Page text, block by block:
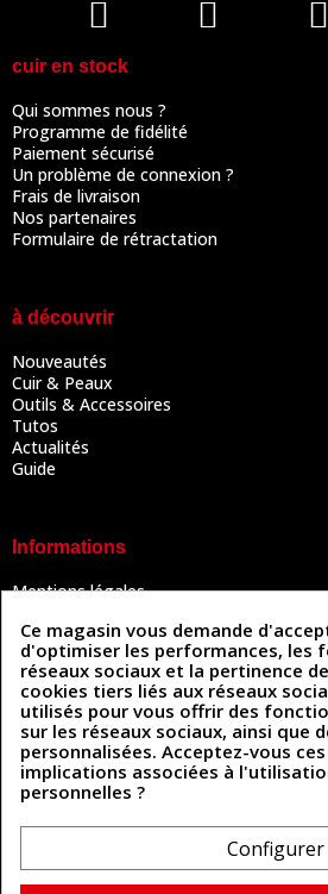
cuir en stock
Qui sommes nous ?
Programme de fidélité
Paiement sécurisé
Un problème de connexion ?
Frais de livraison
Nos partenaires
Formulaire de rétractation
à découvrir
Nouveautés
Cuir & Peaux
Outils & Accessoires
Tutos
Actualités
Guide
Informations
Mentions légales
Politique de confidentialité
Politique des cookies
Contactez-nous
Coordonnées
493 Chemin de Catougnac
contact@cuirenstock.com
Ce magasin vous demande
d'optimiser les performances, les
réseaux sociaux et la pertinence
cookies tiers liés aux réseaux
utilisés pour vous offrir des
sur les réseaux sociaux, ainsi que
personnalisées. Acceptez-vous
implications associées à
personnelles ?
Configurer